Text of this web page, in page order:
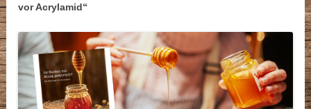
vor Acrylamid“